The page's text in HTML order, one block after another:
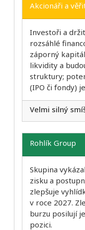
Akcionáři a
Investoři a
rozsáhlé
záporný
likvidity a
struktury;
(IPO či fondy)
Velmi silný
Rohlík Group
Skupina
zisku a
zlepšuje
v roce 2027.
burzu posilují
pozici.